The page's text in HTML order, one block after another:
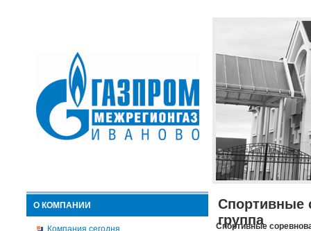
О КОМПАНИИ
Компания сегодня
Спортивные
группа
Спортивные